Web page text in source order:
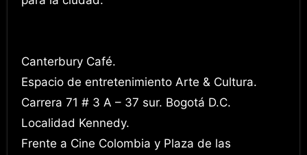
Canterbury Café.
Espacio de entretenimiento Arte & Cultura.
Carrera 71 # 3 A – 37 sur. Bogotá D.C.
Localidad Kennedy.
Frente a Cine Colombia y Plaza de las